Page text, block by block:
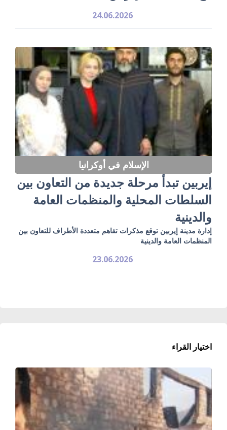
24.06.2026
الإسلام في أوكرانيا
إيربين تبدأ مرحلة جديدة من التعاون بين
السلطات المحلية والمنظمات العامة
والدينية
إدارة مدينة إيربين توقع مذكرات تفاهم متعددة الأطراف للتعاون بين
المنظمات العامة والدينية
23.06.2026
اختيار القراء